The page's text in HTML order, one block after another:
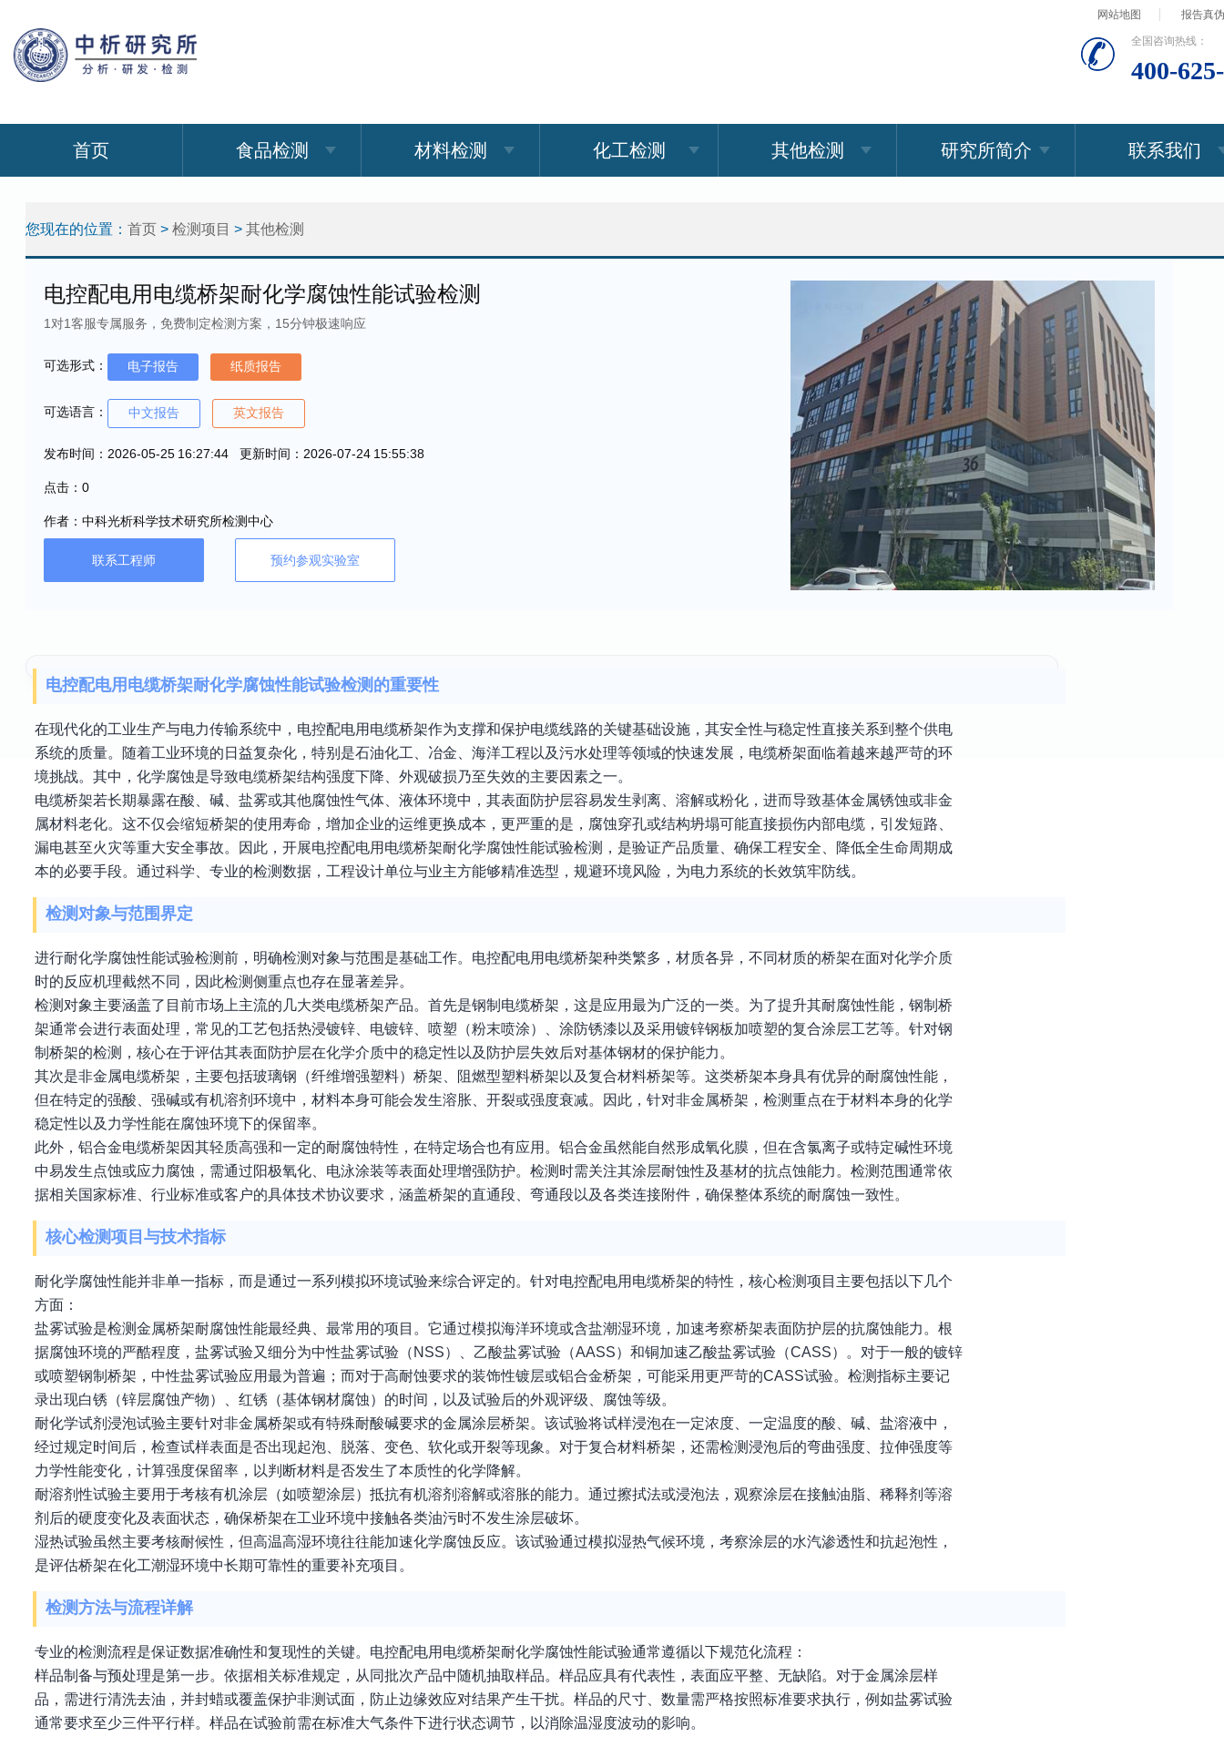
网站地图 报告真
全国咨询热线：
400-
首页 食品检测 材料检测 化工检测 其他检测 研究所简介 联系我们
您现在的位置： 首页 > 检测项目 > 其他检测
电控配电用电缆桥架耐化学腐蚀性能试验检测
1对1客服专属服务，免费制定检测方案，15分钟极速响应
可选形式： 电子报告 纸质报告
可选语言： 中文报告 英文报告
发布时间：2026-05-25 16:27:44 更新时间：2026-07-24 15:55:38
点击：0
作者：中科光析科学技术研究所检测中心
联系工程师 预约参观实验室
电控配电用电缆桥架耐化学腐蚀性能试验检测的重要性
在现代化的工业生产与电力传输系统中，电控配电用电缆桥架作为支撑和保护电缆线路的关键基础设施，其安全性与稳定性直接关系到整个供电
系统的质量。随着工业环境的日益复杂化，特别是石油化工、冶金、海洋工程以及污水处理等领域的快速发展，电缆桥架面临着越来越严苛的环
境挑战。其中，化学腐蚀是导致电缆桥架结构强度下降、外观破损乃至失效的主要因素之一。
电缆桥架若长期暴露在酸、碱、盐雾或其他腐蚀性气体、液体环境中，其表面防护层容易发生剥离、溶解或粉化，进而导致基体金属锈蚀或非金
属材料老化。这不仅会缩短桥架的使用寿命，增加企业的运维更换成本，更严重的是，腐蚀穿孔或结构坍塌可能直接损伤内部电缆，引发短路、
漏电甚至火灾等重大安全事故。因此，开展电控配电用电缆桥架耐化学腐蚀性能试验检测，是验证产品质量、确保工程安全、降低全生命周期成
本的必要手段。通过科学、专业的检测数据，工程设计单位与业主方能够精准选型，规避环境风险，为电力系统的长效筑牢防线。
检测对象与范围界定
进行耐化学腐蚀性能试验检测前，明确检测对象与范围是基础工作。电控配电用电缆桥架种类繁多，材质各异，不同材质的桥架在面对化学介质
时的反应机理截然不同，因此检测侧重点也存在显著差异。
检测对象主要涵盖了目前市场上主流的几大类电缆桥架产品。首先是钢制电缆桥架，这是应用最为广泛的一类。为了提升其耐腐蚀性能，钢制桥
架通常会进行表面处理，常见的工艺包括热浸镀锌、电镀锌、喷塑（粉末喷涂）、涂防锈漆以及采用镀锌钢板加喷塑的复合涂层工艺等。针对钢
制桥架的检测，核心在于评估其表面防护层在化学介质中的稳定性以及防护层失效后对基体钢材的保护能力。
其次是非金属电缆桥架，主要包括玻璃钢（纤维增强塑料）桥架、阻燃型塑料桥架以及复合材料桥架等。这类桥架本身具有优异的耐腐蚀性能，
但在特定的强酸、强碱或有机溶剂环境中，材料本身可能会发生溶胀、开裂或强度衰减。因此，针对非金属桥架，检测重点在于材料本身的化学
稳定性以及力学性能在腐蚀环境下的保留率。
此外，铝合金电缆桥架因其轻质高强和一定的耐腐蚀特性，在特定场合也有应用。铝合金虽然能自然形成氧化膜，但在含氯离子或特定碱性环境
中易发生点蚀或应力腐蚀，需通过阳极氧化、电泳涂装等表面处理增强防护。检测时需关注其涂层耐蚀性及基材的抗点蚀能力。检测范围通常依
据相关国家标准、行业标准或客户的具体技术协议要求，涵盖桥架的直通段、弯通段以及各类连接附件，确保整体系统的耐腐蚀一致性。
核心检测项目与技术指标
耐化学腐蚀性能并非单一指标，而是通过一系列模拟环境试验来综合评定的。针对电控配电用电缆桥架的特性，核心检测项目主要包括以下几个
方面：
盐雾试验是检测金属桥架耐腐蚀性能最经典、最常用的项目。它通过模拟海洋环境或含盐潮湿环境，加速考察桥架表面防护层的抗腐蚀能力。根
据腐蚀环境的严酷程度，盐雾试验又细分为中性盐雾试验（NSS）、乙酸盐雾试验（AASS）和铜加速乙酸盐雾试验（CASS）。对于一般的镀锌
或喷塑钢制桥架，中性盐雾试验应用最为普遍；而对于高耐蚀要求的装饰性镀层或铝合金桥架，可能采用更严苛的CASS试验。检测指标主要记
录出现白锈（锌层腐蚀产物）、红锈（基体钢材腐蚀）的时间，以及试验后的外观评级、腐蚀等级。
耐化学试剂浸泡试验主要针对非金属桥架或有特殊耐酸碱要求的金属涂层桥架。该试验将试样浸泡在一定浓度、一定温度的酸、碱、盐溶液中，
经过规定时间后，检查试样表面是否出现起泡、脱落、变色、软化或开裂等现象。对于复合材料桥架，还需检测浸泡后的弯曲强度、拉伸强度等
力学性能变化，计算强度保留率，以判断材料是否发生了本质性的化学降解。
耐溶剂性试验主要用于考核有机涂层（如喷塑涂层）抵抗有机溶剂溶解或溶胀的能力。通过擦拭法或浸泡法，观察涂层在接触油脂、稀释剂等溶
剂后的硬度变化及表面状态，确保桥架在工业环境中接触各类油污时不发生涂层破坏。
湿热试验虽然主要考核耐候性，但高温高湿环境往往能加速化学腐蚀反应。该试验通过模拟湿热气候环境，考察涂层的水汽渗透性和抗起泡性，
是评估桥架在化工潮湿环境中长期可靠性的重要补充项目。
检测方法与流程详解
专业的检测流程是保证数据准确性和复现性的关键。电控配电用电缆桥架耐化学腐蚀性能试验通常遵循以下规范化流程：
样品制备与预处理是第一步。依据相关标准规定，从同批次产品中随机抽取样品。样品应具有代表性，表面应平整、无缺陷。对于金属涂层样
品，需进行清洗去油，并封蜡或覆盖保护非测试面，防止边缘效应对结果产生干扰。样品的尺寸、数量需严格按照标准要求执行，例如盐雾试验
通常要求至少三件平行样。样品在试验前需在标准大气条件下进行状态调节，以消除温湿度波动的影响。